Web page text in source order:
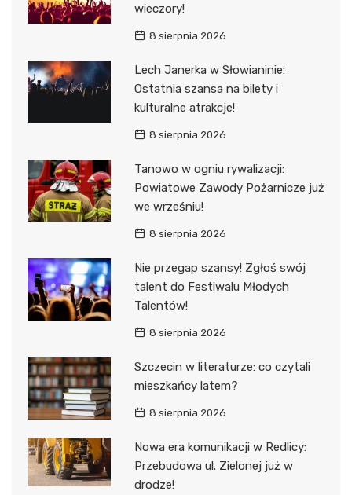
wieczory!
8 sierpnia 2026
Lech Janerka w Słowianinie:
Ostatnia szansa na bilety i
kulturalne atrakcje!
8 sierpnia 2026
Tanowo w ogniu rywalizacji:
Powiatowe Zawody Pożarnicze już
we wrześniu!
8 sierpnia 2026
Nie przegap szansy! Zgłoś swój
talent do Festiwalu Młodych
Talentów!
8 sierpnia 2026
Szczecin w literaturze: co czytali
mieszkańcy latem?
8 sierpnia 2026
Nowa era komunikacji w Redlicy:
Przebudowa ul. Zielonej już w
drodze!